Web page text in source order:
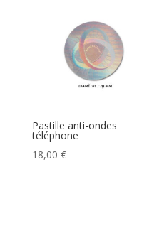
Pastille anti-ondes
téléphone
18,00 €